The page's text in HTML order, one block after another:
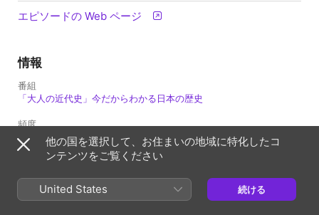
エピソードの Web ページ
情報
番組
「大人の近代史」今だからわかる日本の歴史
頻度
アップデート：毎週
長さ
他の国を選択して、お住まいの地域に特化したコ
ンテンツをご覧ください
United States 続ける